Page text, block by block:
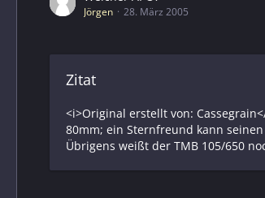
Jörgen 28. März 2005
Zitat
<i>Original erstellt von:
80mm; ein Sternfreund kann
Übrigens weißt der TMB 105/650